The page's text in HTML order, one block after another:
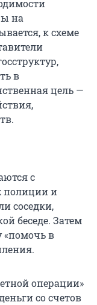
на
к схеме
в
цель —
с
полиции и
соседки,
беседе. Затем
в
операции»
со счетов